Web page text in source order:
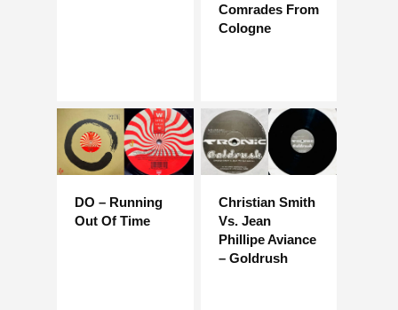
Comrades From
Cologne
DO – Running
Out Of Time
Christian Smith
Vs. Jean
Phillipe Aviance
– Goldrush